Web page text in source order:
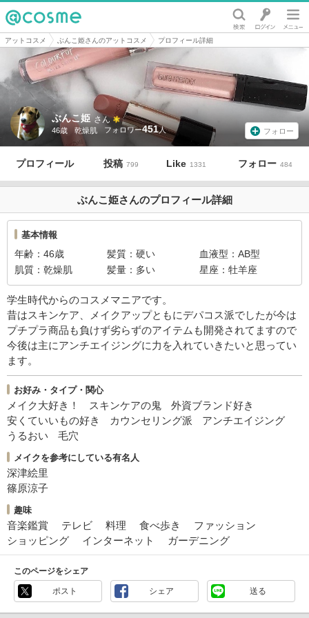
@cosme
アットコスメ ぶんこ姫さんのアットコスメ プロフィール詳細
ぶんこ姫 さん
46歳 乾燥肌 451 フォロー
プロフィール 投稿 799 Like 1331 フォロー 484
ぶんこ姫さんのプロフィール詳細
基本情報
年齢 46歳 髪質 硬い 血液型
AB型
肌質
乾燥肌 髪量 多い 星座 牡羊座
学生時代からのコスメマニアです。
昔はスキンケア、メイクアップともにデパコス派でしたが今は
プチプラ商品も負けず劣らずのアイテムも開発されてますので
今後は主にアンチエイジングに力を入れていきたいと思ってい
ます。
お好み・タイプ・関心
メイク大好き！ スキンケアの鬼
外資ブランド好き
安くていいもの好き
カウンセリング派
アンチエイジング
うるおい
毛穴
メイクを参考にしている有名人
深津絵里
篠原涼子
趣味
音楽鑑賞 テレビ 料理 食べ歩き
ファッション
ショッピング
インターネット ガーデニング
このページをシェア
ポスト シェア 送る